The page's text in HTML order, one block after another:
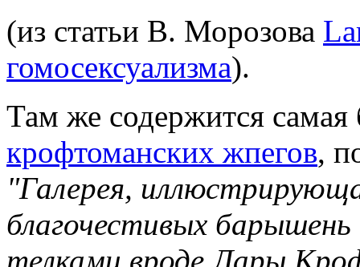
(из статьи В. Морозова
гомосексуализма).
Там же содержится
крофтоманских жпегов,
"Галерея,
благочестивых